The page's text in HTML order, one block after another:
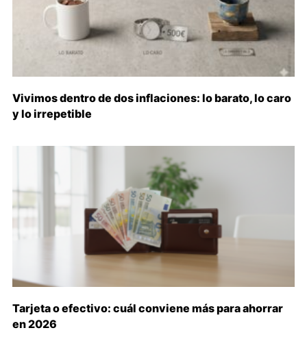
Vivimos dentro de dos inflaciones: lo barato, lo caro
y lo irrepetible
Tarjeta o efectivo: cuál conviene más para ahorrar
en 2026